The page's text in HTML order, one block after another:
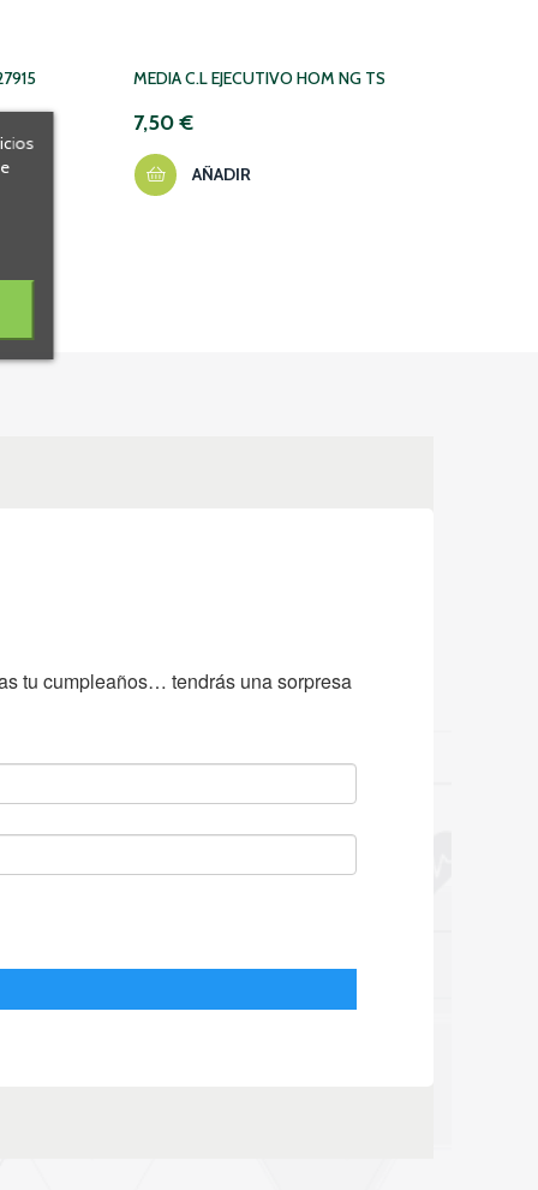
MEDIA C.L EJECUTIVO HOM NG TS
7,50 €
AÑADIR